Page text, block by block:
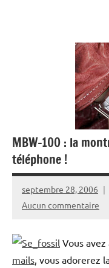
MBW-100 : la
téléphone !
septembre 28, 2006
Aucun commentaire
Vous avez
mails , vous adorerez